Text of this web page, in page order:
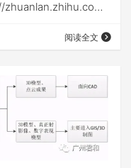
article/details/12765
阅读全文